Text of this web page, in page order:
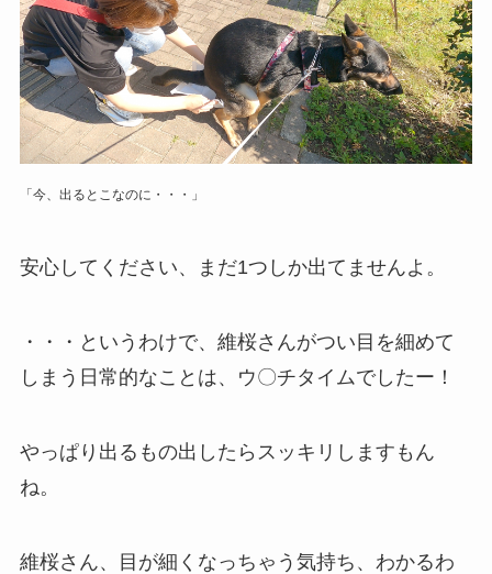
「今、出るとこなのに・・・」
安心してください、まだ1つしか出てませんよ。
・・・というわけで、維桜さんがつい目を細めて
しまう日常的なことは、ウ〇チタイムでしたー！
やっぱり出るもの出したらスッキリしますもん
ね。
維桜さん、目が細くなっちゃう気持ち、わかるわ